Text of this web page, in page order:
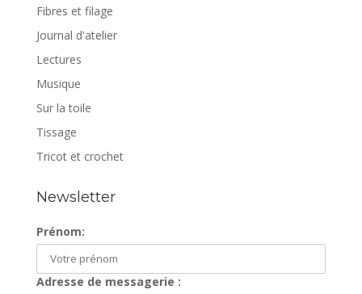
Fibres et filage
Journal d'atelier
Lectures
Musique
Sur la toile
Tissage
Tricot et crochet
Newsletter
Prénom:
Adresse de messagerie :